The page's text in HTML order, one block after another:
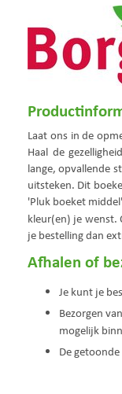
Laat ons in de
Haal de
lange, opvallende
uitsteken. Dit
'Pluk boeket
kleur(en) je wenst.
je bestelling dan
Afhalen of
Je kunt je
Bezorgen
mogelijk
De